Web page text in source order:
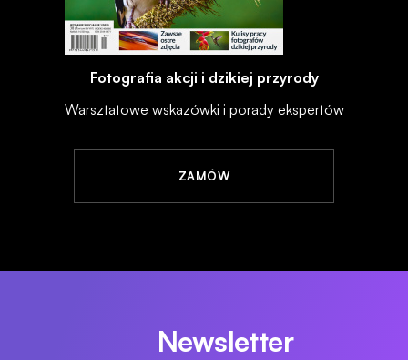
Fotografia akcji i dzikiej przyrody
Warsztatowe wskazówki i porady ekspertów
ZAMÓW
Newsletter